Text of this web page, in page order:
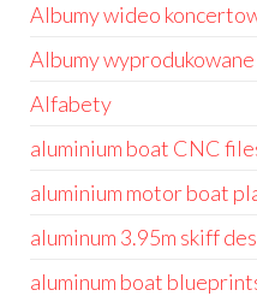
Albumy wideo
Albumy
Alfabety
aluminium boat CNC
aluminium motor boat
aluminum 3.95m skiff
aluminum boat